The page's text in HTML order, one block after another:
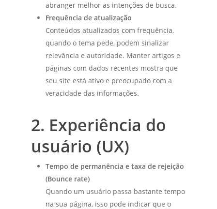
abranger melhor as intenções de busca.
Frequência de atualização
Conteúdos atualizados com frequência,
quando o tema pede, podem sinalizar
relevância e autoridade. Manter artigos e
páginas com dados recentes mostra que
seu site está ativo e preocupado com a
veracidade das informações.
2. Experiência do
usuário (UX)
Tempo de permanência e taxa de rejeição
(Bounce rate)
Quando um usuário passa bastante tempo
na sua página, isso pode indicar que o